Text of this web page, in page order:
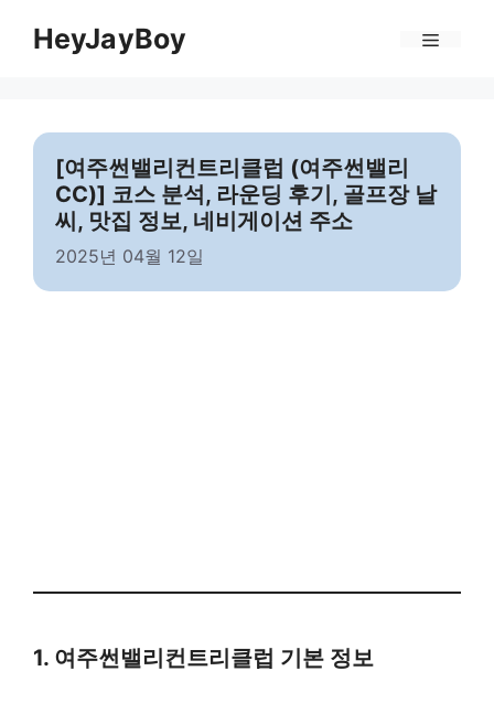
HeyJayBoy
[여주썬밸리컨트리클럽 (여주썬밸리
CC)] 코스 분석, 라운딩 후기, 골프장 날
씨, 맛집 정보, 네비게이션 주소
2025년 04월 12일
1. 여주썬밸리컨트리클럽 기본 정보